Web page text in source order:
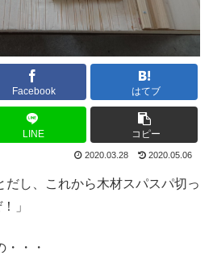
Facebook はてブ
LINE コピー
2020.03.28 2020.05.06
だし、これから木材スパスパ切っ
」
・・